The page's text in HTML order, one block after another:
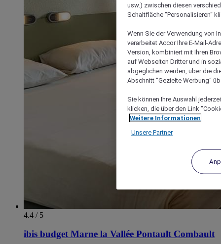
4.4 / 5
ibis budget Marne la Vallée Pontault Combault
usw.) zwischen diesen
Schaltfläche "Personalisieren“
Wenn Sie der Verwendung von
verarbeitet Accor Ihre E-Mail-
Version, kombiniert mit Ihren
auf Webseiten Dritter und in
abgeglichen werden, über die
Abschnitt "Gezielte Werbung“
Sie können Ihre Auswahl
klicken, die über den Link
Weitere Informationen
Unsere Partner